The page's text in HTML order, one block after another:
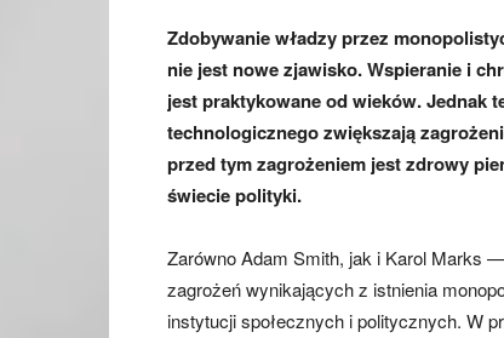
Zdobywanie władzy przez
nie jest nowe zjawisko. Wspieranie i
jest praktykowane od wieków. Jednak
technologicznego zwiększają
przed tym zagrożeniem jest zdrowy
świecie polityki.
Zarówno Adam Smith, jak i Karol Marks
zagrożeń wynikających z istnienia
instytucji społecznych i politycznych. W